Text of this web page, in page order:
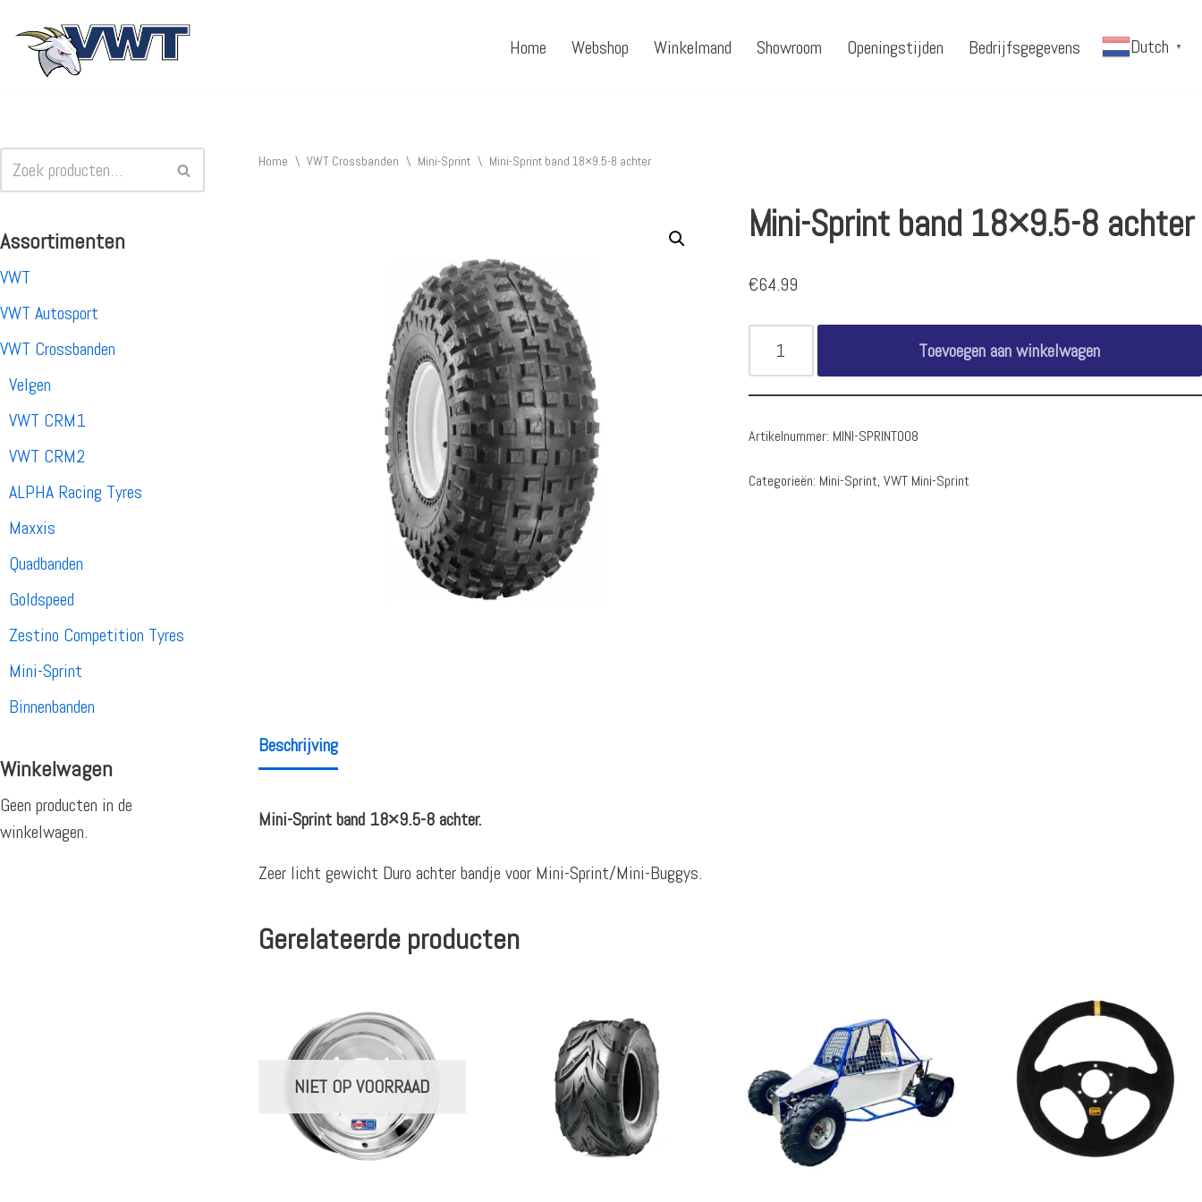
Ga
Home Webshop Winkelmand Showroom Openingstijden Bedrijfsgegevens Dutch ▼
Assortimenten
VWT
VWT Autosport
VWT Crossbanden
Velgen
VWT CRM1
VWT CRM2
ALPHA Racing Tyres
Maxxis
Quadbanden
Goldspeed
Zestino Competition Tyres
Mini-Sprint
Binnenbanden
Winkelwagen
Geen producten in de
winkelwagen.
Home \ VWT Crossbanden \ Mini-Sprint \ Mini-Sprint band 18×9.5-8 achter
Mini-Sprint band 18×9.5-8 achter
€64.99
Toevoegen aan winkelwagen
Artikelnummer: MINI-SPRINT008
Categorieën: Mini-Sprint,VWT Mini-Sprint
Beschrijving
Mini-Sprint band 18×9.5-8 achter.
Zeer licht gewicht Duro achter bandje voor Mini-Sprint/Mini-Buggys.
Gerelateerde producten
NIET OP VOORRAAD